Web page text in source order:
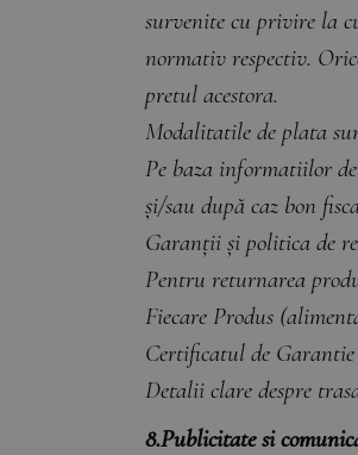
survenite cu privire la
normativ respectiv.
pretul acestora.
Modalitatile de plata
Pe baza informatiilor
și/sau după caz bon
Garanții și politica de
Pentru returnarea
Fiecare Produs
Certificatul de
Detalii clare despre
8.Publicitate si